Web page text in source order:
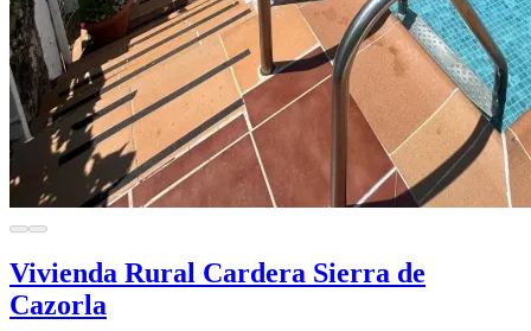
Vivienda Rural Cardera Sierra de
Cazorla